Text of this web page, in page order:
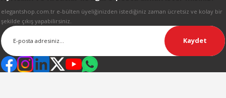
Gönder
elegantshop.com.tr e-bülten üyeliğinizden istediğiniz zaman ücretsiz ve kolay bir
şekilde çıkış yapabilirsiniz.
Kaydet